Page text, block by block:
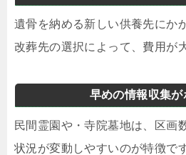
遺骨を納める新しい供養先にか
改葬先の選択によって、費用が
早めの情報収集が
民間霊園や・寺院墓地は、区画
状況が変動しやすいのが特徴です